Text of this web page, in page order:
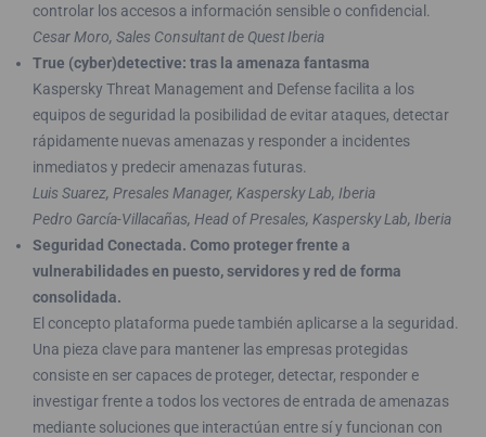
controlar los accesos a información sensible o confidencial.
Cesar Moro, Sales Consultant de Quest Iberia
True (cyber)detective: tras la amenaza fantasma
Kaspersky Threat Management and Defense facilita a los
equipos de seguridad la posibilidad de evitar ataques, detectar
rápidamente nuevas amenazas y responder a incidentes
inmediatos y predecir amenazas futuras.
Luis Suarez, Presales Manager, Kaspersky Lab, Iberia
Pedro García-Villacañas, Head of Presales, Kaspersky Lab, Iberia
Seguridad Conectada. Como proteger frente a
vulnerabilidades en puesto, servidores y red de forma
consolidada.
El concepto plataforma puede también aplicarse a la seguridad.
Una pieza clave para mantener las empresas protegidas
consiste en ser capaces de proteger, detectar, responder e
investigar frente a todos los vectores de entrada de amenazas
mediante soluciones que interactúan entre sí y funcionan con